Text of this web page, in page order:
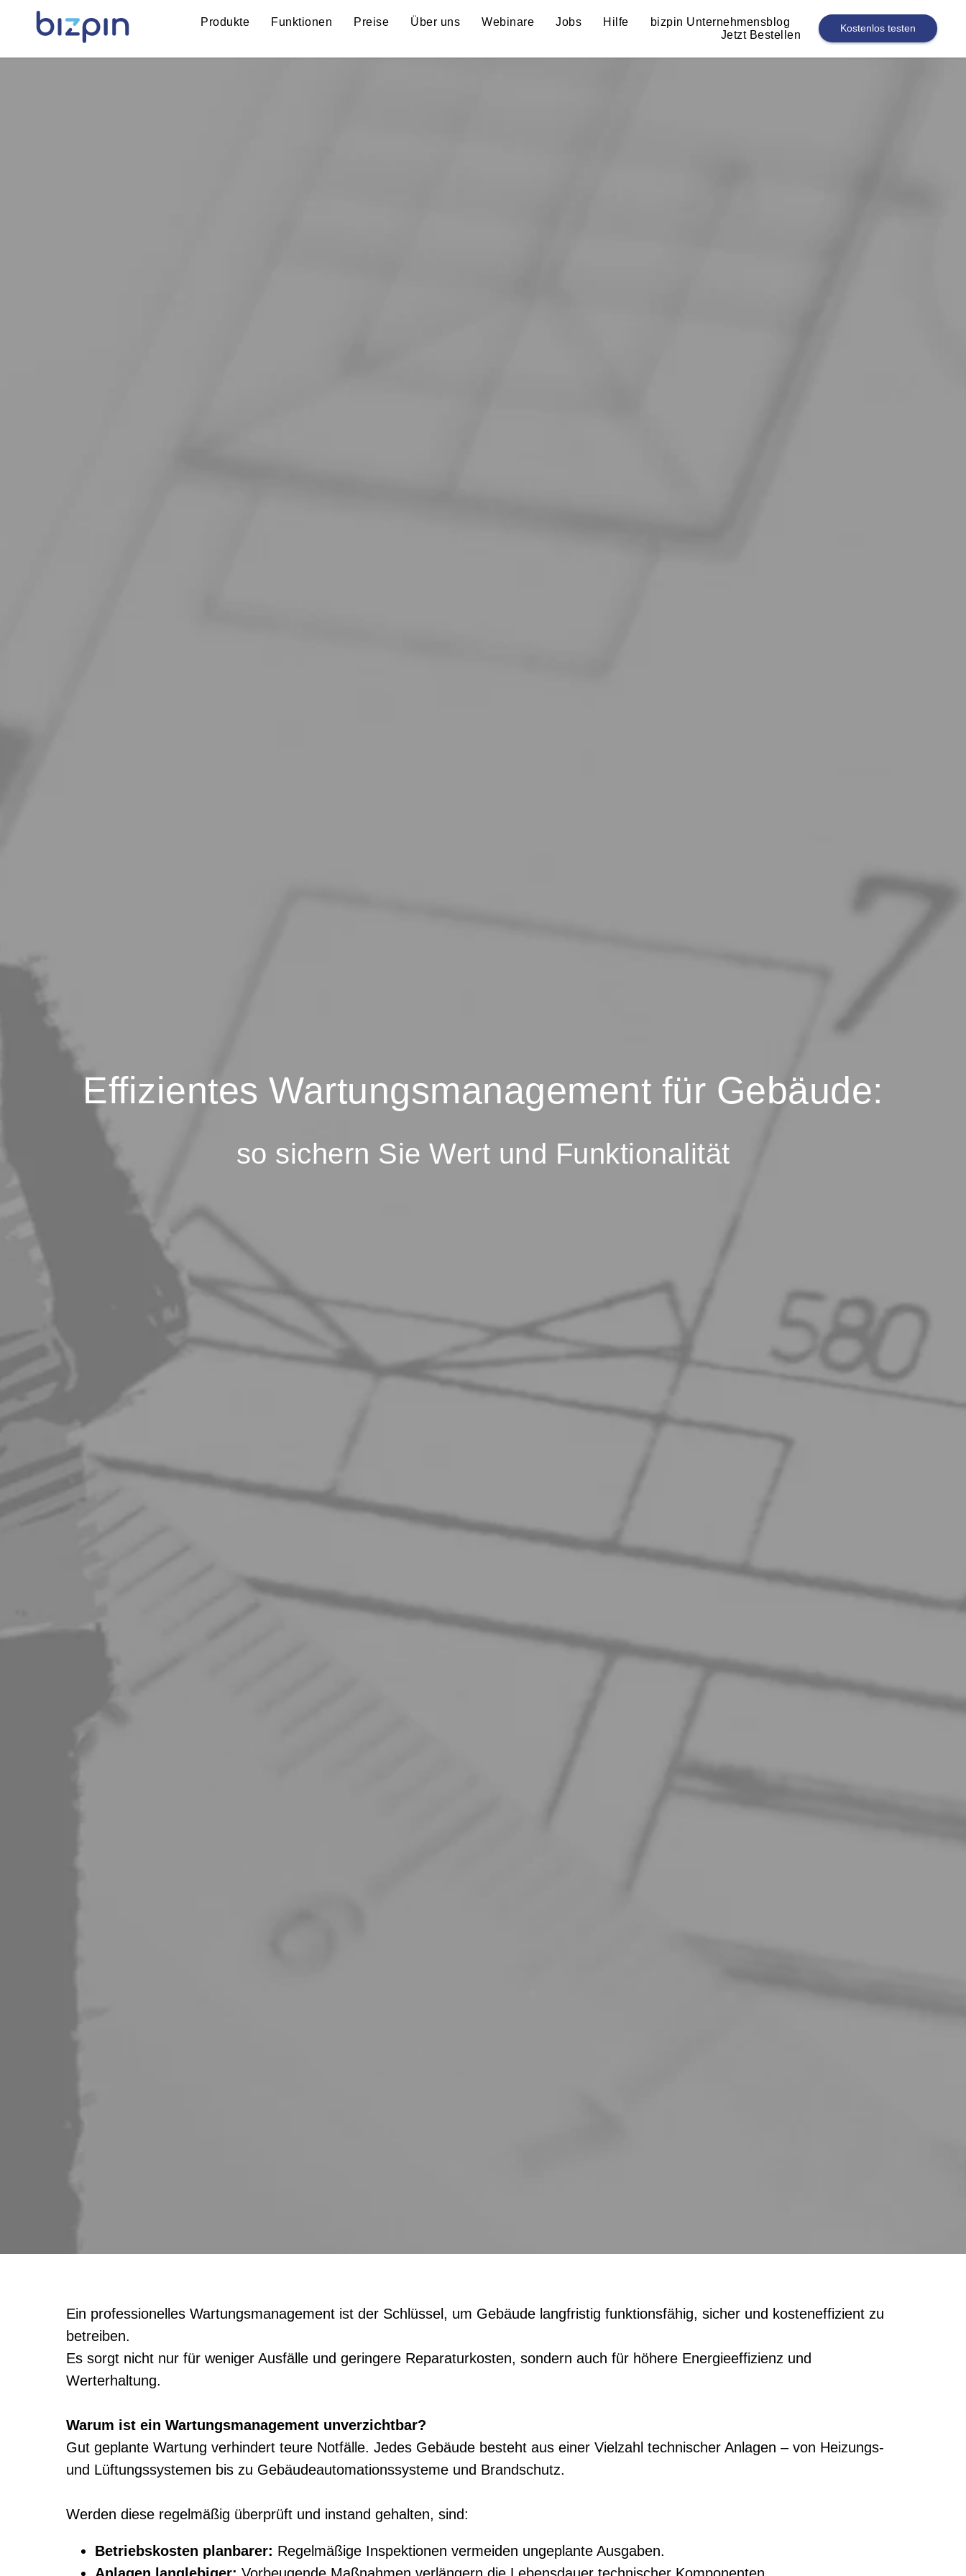
Produkte Funktionen Preise Über uns Webinare Jobs Hilfe
bizpin Unternehmensblog
Jetzt Bestellen
Kostenlos testen
Effizientes Wartungsmanagement für Gebäude:
so sichern Sie Wert und Funktionalität
Ein professionelles Wartungsmanagement ist der Schlüssel, um Gebäude langfristig funktionsfähig, sicher und kosteneffizient zu
betreiben.
Es sorgt nicht nur für weniger Ausfälle und geringere Reparaturkosten, sondern auch für höhere Energieeffizienz und
Werterhaltung.
Warum ist ein Wartungsmanagement unverzichtbar?
Gut geplante Wartung verhindert teure Notfälle. Jedes Gebäude besteht aus einer Vielzahl technischer Anlagen – von Heizungs-
und Lüftungssystemen bis zu Gebäudeautomationssysteme und Brandschutz.
Werden diese regelmäßig überprüft und instand gehalten, sind:
Betriebskosten planbarer: Regelmäßige Inspektionen vermeiden ungeplante Ausgaben.